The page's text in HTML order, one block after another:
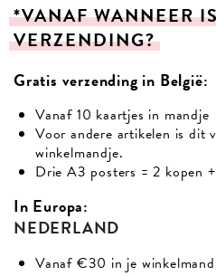
*VANAF WANNEER
VERZENDING?
Gratis verzending in België:
Vanaf 10 kaartjes in mandje
Voor andere artikelen is
winkelmandje.
Drie A3 posters = 2 kopen
In Europa:
NEDERLAND
Vanaf €30 in je